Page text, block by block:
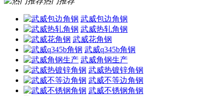
武威包边角钢
武威热轧角钢
武威花角钢
武威q345b角钢
武威角钢生产
武威热镀锌角钢
武威不等边角钢
武威不锈钢角钢